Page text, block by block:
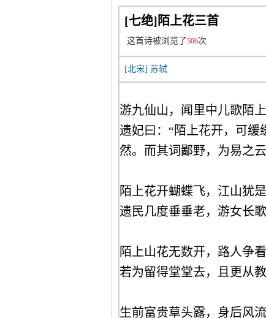
[七绝]陌上花三首
这首诗被浏览了506次
[北宋] 苏轼
游九仙山，闻里中儿歌陌
遗妃曰：“陌上花开，可缓
然。而其词鄙野，为易之云
陌上花开蝴蝶飞，江山犹是
遗民几度垂垂老，游女长歌
陌上山花无数开，路人争看
若为留得堂堂去，且更从教
生前富贵草头露，身后风流